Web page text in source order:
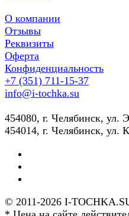
О компании
Отзывы
Реквизиты
Оферта
Конфиденциальность
+7 (351) 711-15-37
info@i-tochka.su
​454080, г. Челябинск, ул.
454014, г. Челябинск, ул.
© 2011-2026 I-